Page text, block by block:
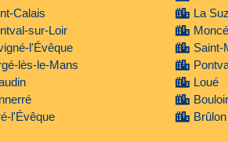
Calais
sur-Loir
l'Évêque
lès-le-Mans
l'Évêque
La
Saint-
Loué
Brûlon